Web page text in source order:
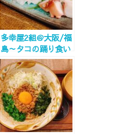
多幸屋2組＠大阪/福
島～タコの踊り食い
ができるタコ料理屋
といえばここ！～